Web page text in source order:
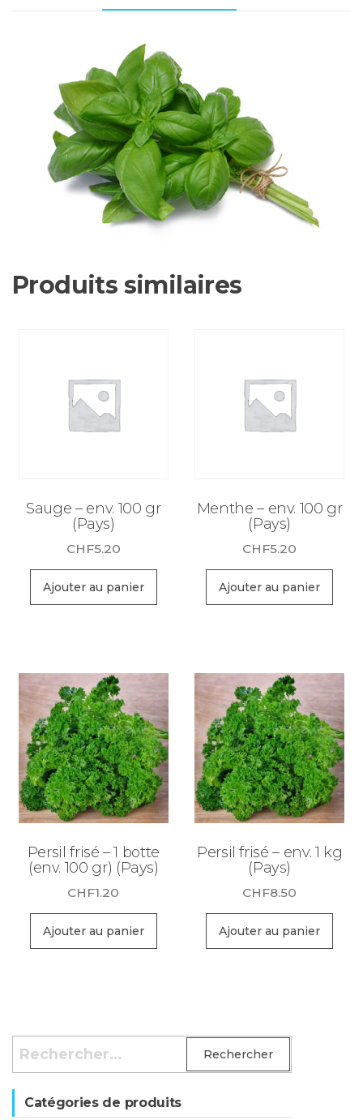
Produits similaires
Sauge – env. 100 gr
(Pays)
CHF5.20
Ajouter au panier
Menthe – env. 100 gr
(Pays)
CHF5.20
Ajouter au panier
Persil frisé – 1 botte
(env. 100 gr) (Pays)
CHF1.20
Ajouter au panier
Persil frisé – env. 1 kg
(Pays)
CHF8.50
Ajouter au panier
Rechercher :
Catégories de produits